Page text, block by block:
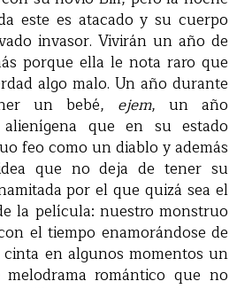
este es atacado y su cuerpo
invasor. Vivirán un año de
porque ella le nota raro que
algo malo. Un año durante
un bebé, ejem, un año
que en su estado
feo como un diablo y además
que no deja de tener su
por el que quizá sea el
la película: nuestro monstruo
el tiempo enamorándose de
en algunos momentos un
romántico que no